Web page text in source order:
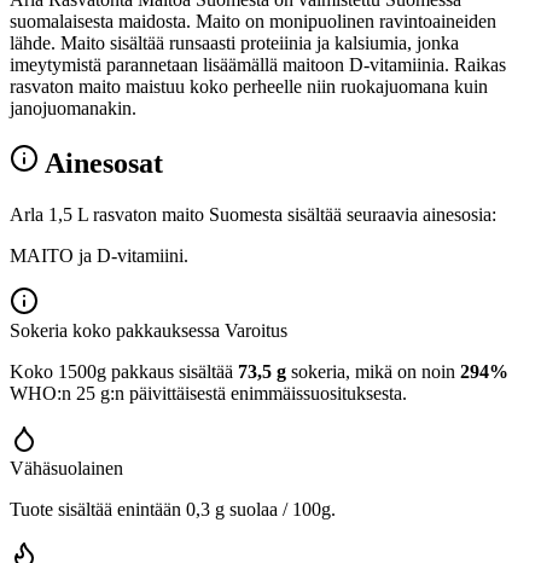
suomalaisesta maidosta. Maito on monipuolinen ravintoaineiden
lähde. Maito sisältää runsaasti proteiinia ja kalsiumia, jonka
imeytymistä parannetaan lisäämällä maitoon D-vitamiinia. Raikas
rasvaton maito maistuu koko perheelle niin ruokajuomana kuin
janojuomanakin.
Ainesosat
Arla 1,5 L rasvaton maito Suomesta sisältää seuraavia ainesosia:
MAITO ja D-vitamiini.
Sokeria koko pakkauksessa Varoitus
Koko 1500g pakkaus sisältää 73,5 g sokeria, mikä on noin 294%
WHO:n 25 g:n päivittäisestä enimmäissuosituksesta.
Vähäsuolainen
Tuote sisältää enintään 0,3 g suolaa / 100g.